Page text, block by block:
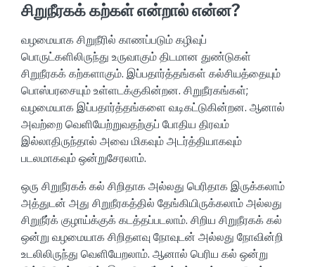
சிறுநீரகக் கற்கள் என்றால் என்ன?
வழமையாக சிறுநீரில் காணப்படும் கழிவுப்
பொருட்களிலிருந்து உருவாகும் திடமான துண்டுகள்
சிறுநீரகக் கற்களாகும். இப்பதார்த்தங்கள் கல்சியத்தையும்
பொஸ்பரசையும் உள்ளடக்குகின்றன. சிறுநீரகங்கள்;
வழமையாக இப்பதார்த்தங்களை வடிகட்டுகின்றன. ஆனால்
அவற்றை வெளியேற்றுவதற்குப் போதிய திரவம்
இல்லாதிருந்தால் அவை மிகவும் அடர்த்தியாகவும்
படலமாகவும் ஒன்றுசேரலாம்.
ஒரு சிறுநீரகக் கல் சிறிதாக அல்லது பெரிதாக இருக்கலாம்
அத்துடன் அது சிறுநீரகத்தில் தேங்கியிருக்கலாம் அல்லது
சிறுநீர்க் குழாய்க்குக் கடத்தப்படலாம். சிறிய சிறுநீரகக் கல்
ஒன்று வழமையாக சிறிதளவு நோவுடன் அல்லது நோவின்றி
உடலிலிருந்து வெளியேறலாம். ஆனால் பெரிய கல் ஒன்று